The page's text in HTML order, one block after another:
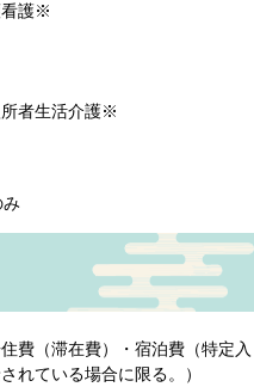
看護※
者生活介護※
費（滞在費）・宿泊費（特定入
れている場合に限る。）